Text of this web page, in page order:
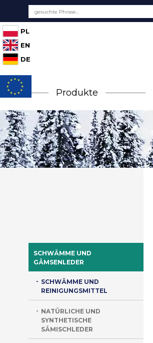
PL
EN
DE
Produkte
SCHWÄMME UND
GÄMSENLEDER
SCHWÄMME UND
REINIGUNGSMITTEL
NATÜRLICHE UND
SYNTHETISCHE
SÄMISCHLEDER